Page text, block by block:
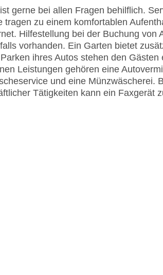
gerne bei allen Fragen behilflich.
zu einem komfortablen
Hilfestellung bei der Buchung von
vorhanden. Ein Garten bietet
ihres Autos stehen den Gästen
Leistungen gehören eine
und eine Münzwäscherei.
Tätigkeiten kann ein Faxgerät